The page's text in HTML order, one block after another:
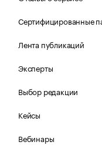
Сертифицированные
Лента публикаций
Эксперты
Выбор редакции
Кейсы
Вебинары